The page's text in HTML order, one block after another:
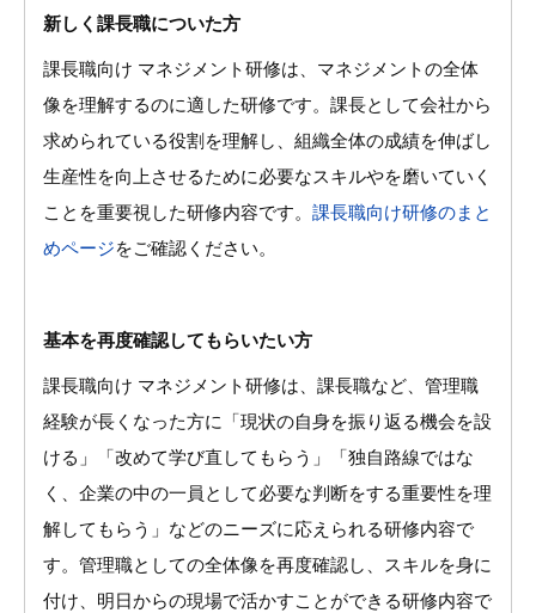
新しく課長職についた方
課長職向け マネジメント研修は、マネジメントの全体
像を理解するのに適した研修です。課長として会社から
求められている役割を理解し、組織全体の成績を伸ばし
生産性を向上させるために必要なスキルやを磨いていく
ことを重要視した研修内容です。 課長職向け研修のまと
めページをご確認ください。
基本を再度確認してもらいたい方
課長職向け マネジメント研修は、課長職など、管理職
経験が長くなった方に「現状の自身を振り返る機会を設
ける」「改めて学び直してもらう」「独自路線ではな
く、企業の中の一員として必要な判断をする重要性を理
解してもらう」などのニーズに応えられる研修内容で
す。管理職としての全体像を再度確認し、スキルを身に
付け、明日からの現場で活かすことができる研修内容で